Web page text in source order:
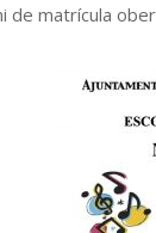
de matrícula